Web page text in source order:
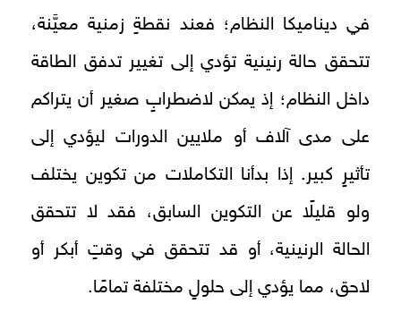
في ديناميكا النظام؛ فعند نقطةٍ زمنية معيَّنة،
تتحقق حالة رنينية تؤدي إلى تغيير تدفق الطاقة
داخل النظام؛ إذ يمكن لاضطرابٍ صغير أن يتراكم
على مدى آلاف أو ملايين الدورات ليؤدي إلى
تأثيرٍ كبير. إذا بدأنا التكاملات من تكوين يختلف
ولو قليلًا عن التكوين السابق، فقد لا تتحقق
الحالة الرنينية، أو قد تتحقق في وقتٍ أبكر أو
لاحق، مما يؤدي إلى حلولٍ مختلفة تمامًا.